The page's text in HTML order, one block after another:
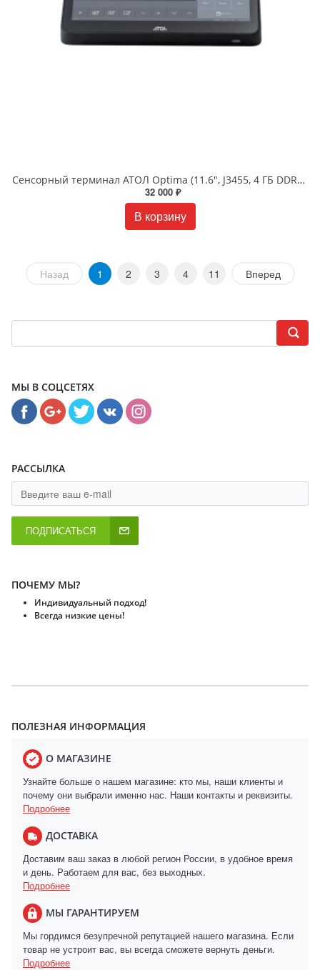
Сенсорный терминал АТОЛ Optima (11.6", J3455, 4 ГБ DDR3L, SSD 128 Гб M.2, без АКБ, без ОС). V7 Lite
32 000 ₽
В корзину
Назад 1 2 3 4 11 Вперед
МЫ В СОЦСЕТЯХ
РАССЫЛКА
ПОДПИСАТЬСЯ
ПОЧЕМУ МЫ?
Индивидуальный подход!
Всегда низкие цены!
ПОЛЕЗНАЯ ИНФОРМАЦИЯ
О МАГАЗИНЕ
Узнайте больше о нашем магазине: кто мы, наши клиенты и
почему они выбрали именно нас. Наши контакты и реквизиты.
Подробнее
ДОСТАВКА
Доставим ваш заказ в любой регион России, в удобное время
и день. Работаем для вас, без выходных.
Подробнее
МЫ ГАРАНТИРУЕМ
Мы гордимся безупречной репутацией нашего магазина. Если
товар не устроит вас, вы всегда сможете вернуть деньги.
Подробнее